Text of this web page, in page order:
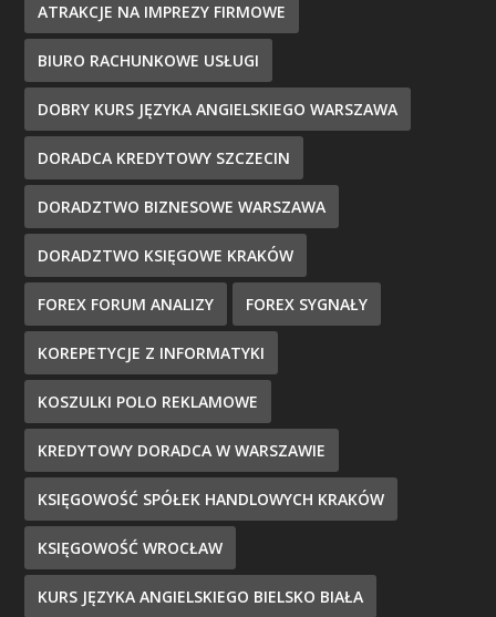
ATRAKCJE NA IMPREZY FIRMOWE
BIURO RACHUNKOWE USŁUGI
DOBRY KURS JĘZYKA ANGIELSKIEGO WARSZAWA
DORADCA KREDYTOWY SZCZECIN
DORADZTWO BIZNESOWE WARSZAWA
DORADZTWO KSIĘGOWE KRAKÓW
FOREX FORUM ANALIZY FOREX SYGNAŁY
KOREPETYCJE Z INFORMATYKI
KOSZULKI POLO REKLAMOWE
KREDYTOWY DORADCA W WARSZAWIE
KSIĘGOWOŚĆ SPÓŁEK HANDLOWYCH KRAKÓW
KSIĘGOWOŚĆ WROCŁAW
KURS JĘZYKA ANGIELSKIEGO BIELSKO BIAŁA